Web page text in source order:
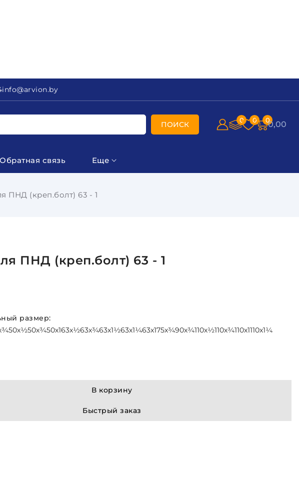
info@arvion.by
ПОИСК 0 0 00,00
Обратная связь Еще
ПНД (креп.болт) 63 - 1
ПНД (креп.болт) 63 - 1
размер:
50х½50х¾50х163х½63х¾63х1½63х1¼63х175х¾90х¾110х½110х¾110х1110х1¼
В корзину
Быстрый заказ